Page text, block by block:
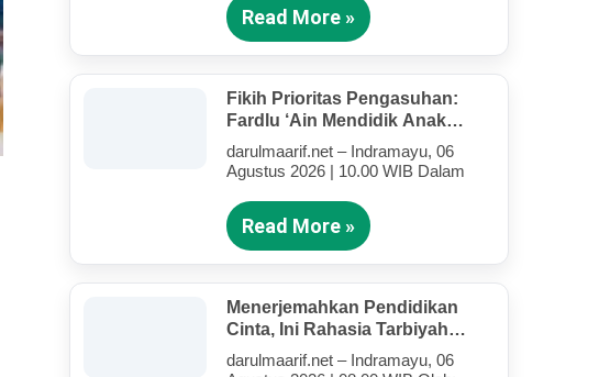
Read More »
Fikih Prioritas Pengasuhan:
Fardlu ‘Ain Mendidik Anak
Kandung Di Tengah Kesibukan
Mengajar
darulmaarif.net – Indramayu, 06
Agustus 2026 | 10.00 WIB Dalam
Read More »
Menerjemahkan Pendidikan
Cinta, Ini Rahasia Tarbiyah
Rosululloh SAW Bagi Anak-
Anak Yang Terluka (Bagian IV)
darulmaarif.net – Indramayu, 06